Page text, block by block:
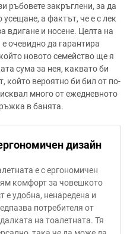
ръбовете закръглени, за да
а фактът, че е с лек
вдигане и носене. Целта на
очевидно да гарантира
новото семейство ще я
сума за нея, каквато би
който вероятно би бил от по-
много от ежедневното
в банята.
дизайн
е с ергономичен
комфорт за човешкото
е удобна, ненаредена и
потребителя от
на тоалетната. Тя